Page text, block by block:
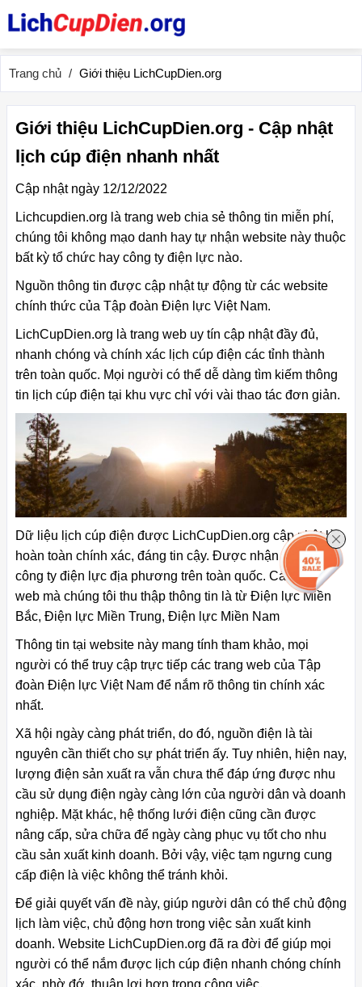
Trang chủ Giới thiệu LichCupDien.org
Giới thiệu LichCupDien.org - Cập nhật
lịch cúp điện nhanh nhất
Cập nhật ngày 12/12/2022
Lichcupdien.org là trang web chia sẻ thông tin miễn phí,
chúng tôi không mạo danh hay tự nhận website này thuộc
bất kỳ tổ chức hay công ty điện lực nào.
Nguồn thông tin được cập nhật tự động từ các website
chính thức của Tập đoàn Điện lực Việt Nam.
LichCupDien.org là trang web uy tín cập nhật đầy đủ,
nhanh chóng và chính xác lịch cúp điện các tỉnh thành
trên toàn quốc. Mọi người có thể dễ dàng tìm kiếm thông
tin lịch cúp điện tại khu vực chỉ với vài thao tác đơn giản.
Dữ liệu lịch cúp điện được LichCupDien.org cập nhật là
hoàn toàn chính xác, đáng tin cậy. Được nhận từ các
công ty điện lực địa phương trên toàn quốc. Các trang
web mà chúng tôi thu thập thông tin là từ Điện lực Miền
Bắc, Điện lực Miền Trung, Điện lực Miền Nam
Thông tin tại website này mang tính tham khảo, mọi
người có thể truy cập trực tiếp các trang web của Tập
đoàn Điện lực Việt Nam để nắm rõ thông tin chính xác
nhất.
Xã hội ngày càng phát triển, do đó, nguồn điện là tài
nguyên cần thiết cho sự phát triển ấy. Tuy nhiên, hiện nay,
lượng điện sản xuất ra vẫn chưa thể đáp ứng được nhu
cầu sử dụng điện ngày càng lớn của người dân và doanh
nghiệp. Mặt khác, hệ thống lưới điện cũng cần được
nâng cấp, sửa chữa để ngày càng phục vụ tốt cho nhu
cầu sản xuất kinh doanh. Bởi vậy, việc tạm ngưng cung
cấp điện là việc không thể tránh khỏi.
Để giải quyết vấn đề này, giúp người dân có thể chủ động
lịch làm việc, chủ động hơn trong việc sản xuất kinh
doanh. Website LichCupDien.org đã ra đời để giúp mọi
người có thể nắm được lịch cúp điện nhanh chóng chính
xác, nhờ đớ, thuận lợi hơn trong công việc.